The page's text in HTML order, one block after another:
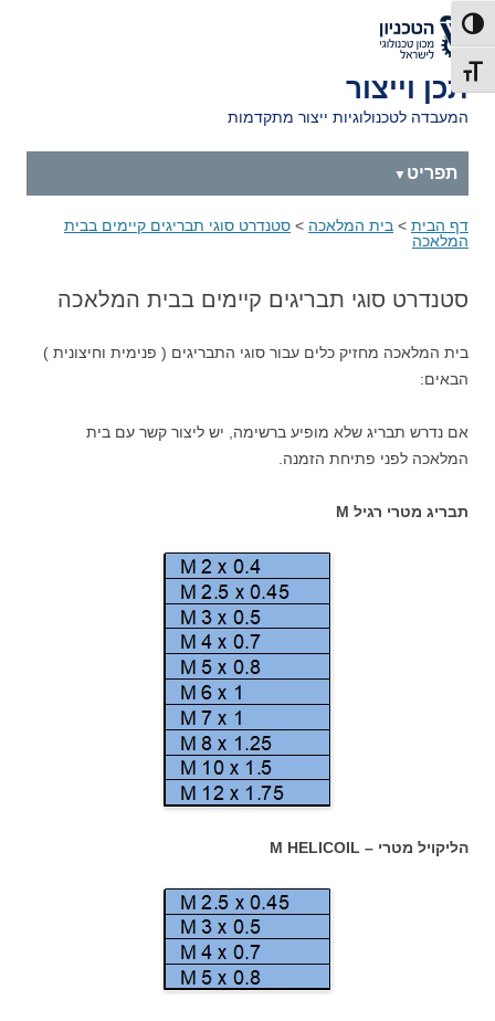
דלג לתוכן
דלג לניווט
הפעל/כבה ניגודיות גבוהה
מתג גודל גופן
לאתר הטכניון
תכן וייצור
המעבדה לטכנולוגיות ייצור מתקדמות
תפריט
דף הבית > בית המלאכה > סטנדרט סוגי תבריגים קיימים בבית
המלאכה
סטנדרט סוגי תבריגים קיימים בבית המלאכה
בית המלאכה מחזיק כלים עבור סוגי התבריגים ( פנימית וחיצונית )
הבאים:
אם נדרש תבריג שלא מופיע ברשימה, יש ליצור קשר עם בית
המלאכה לפני פתיחת הזמנה.
תבריג מטרי רגיל M
הליקויל מטרי – M HELICOIL